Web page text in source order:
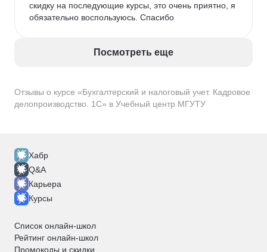
Отзывы о курсе «Бухгалтерский и налоговый учет. Кадровое
делопроизводство. 1С» в Учебный центр МГУТУ
скидку на последующие курсы, это очень приятно, я
обязательно воспользуюсь. Спасибо
Посмотреть еще
Хабр
Q&A
Карьера
Курсы
Список онлайн-школ
Рейтинг онлайн-школ
Промокоды и скидки